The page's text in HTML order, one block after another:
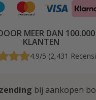
MEER DAN 100.000
KLANTEN
4.9/5 (2,431
bij aankopen